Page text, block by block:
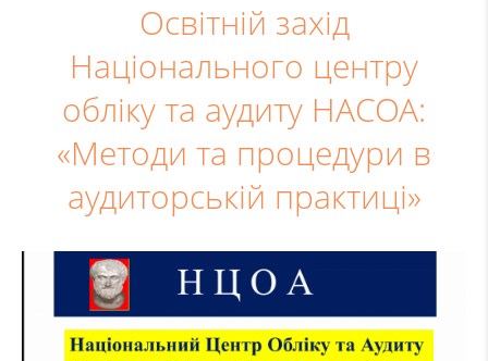
Освітній захід
Національного центру
обліку та аудиту НАСОА:
«Методи та процедури в
аудиторській практиці»